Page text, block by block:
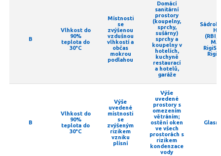
B
Vlhkost do
90%
teplota do
30°C
Místnosti
se
zvýšenou
vzdušnou
vlhkostí a
občas
mokrou
podlahou
Domácí
sanitární
prostory
(koupelny,
sprchy,
sušárny)
sprchy a
koupelny v
hotelích,
kuchyně
restaurací
a hotelů,
garáže
H2
(RBI,
B
Vlhkost do
90%
teplota do
30°C
Výše
uvedené
místnosti
se
zvýšeným
rizikem
vzniku
plísní
Výše
uvedené
prostory s
omezením
větráním;
ostění oken
ve všech
prostorách s
rizikem
kondenzace
vody